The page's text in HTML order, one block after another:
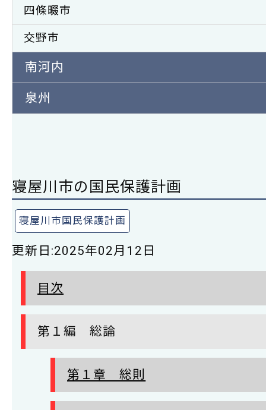
四條畷市
交野市
南河内
泉州
寝屋川市の国民保護計画
寝屋川市国民保護計画
更新日:2025年02月12日
目次
第１編 総論
第１章 総則